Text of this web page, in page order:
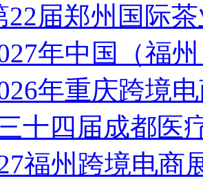
22届郑州国际
年中国（福
年重庆跨境
十四届成都医
福州跨境电商